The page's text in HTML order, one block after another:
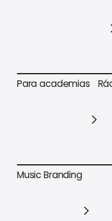
Para varejo em geral
Para academias
Para academias
Music Branding